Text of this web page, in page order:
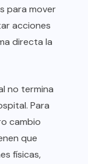
para mover
acciones
directa la
no termina
Para
cambio
que
físicas,